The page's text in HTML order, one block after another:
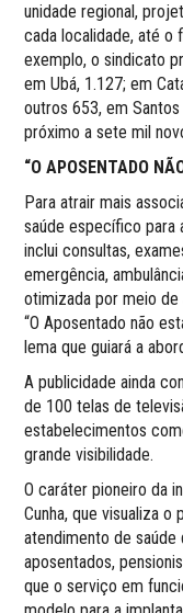
unidade regional,
cada localidade, até o
exemplo, o sindicato
em Ubá, 1.127; em
outros 653, em
próximo a sete mil
“O APOSENTADO
Para atrair mais
saúde específico para
inclui consultas,
emergência,
otimizada por meio de
“O Aposentado não
lema que guiará a
A publicidade ainda
de 100 telas de
estabelecimentos
grande visibilidade.
O caráter pioneiro da
Cunha, que visualiza
atendimento de saúde
aposentados,
que o serviço em